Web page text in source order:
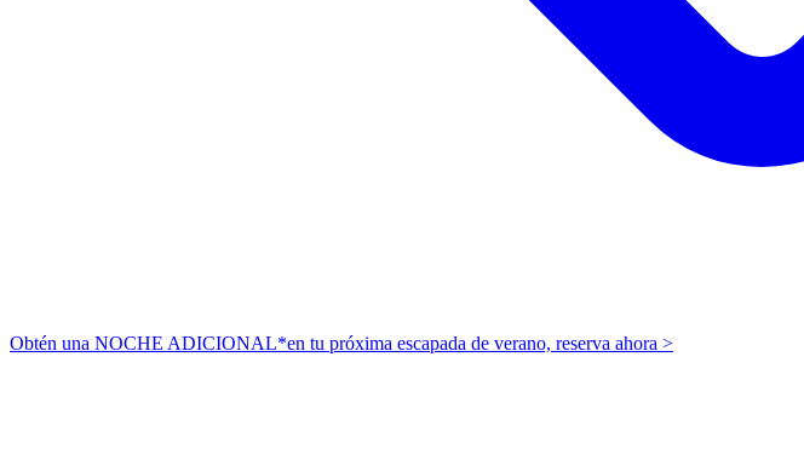
Obtén una NOCHE ADICIONAL*en tu próxima escapada de verano, reserva ahora >